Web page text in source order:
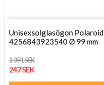
Unisexsolglasögon Polaroid
4256843923540 Ø 99 mm
1 391 SEK
247 SEK